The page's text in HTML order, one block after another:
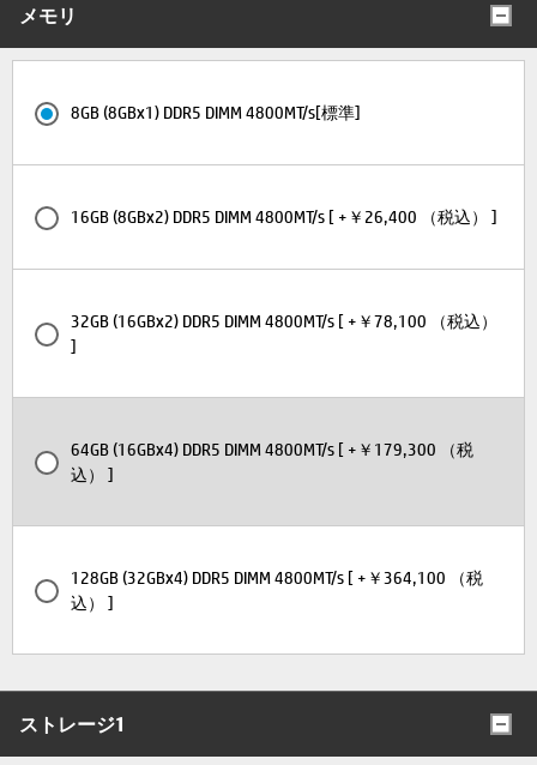
メモリ
8GB (8GBx1) DDR5 DIMM 4800MT/s[標準]
16GB (8GBx2) DDR5 DIMM 4800MT/s [ +￥26,400 （税込） ]
32GB (16GBx2) DDR5 DIMM 4800MT/s [ +￥78,100 （税込）
]
64GB (16GBx4) DDR5 DIMM 4800MT/s [ +￥179,300 （税
込） ]
128GB (32GBx4) DDR5 DIMM 4800MT/s [ +￥364,100 （税
込） ]
ストレージ1